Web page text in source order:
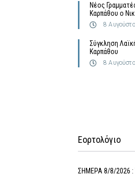
Νέος
Καρπάθου ο
8
Σύγκληση
Καρπάθου
8
Εορτολόγιο
ΣΗΜΕΡΑ 8/8/2026 :